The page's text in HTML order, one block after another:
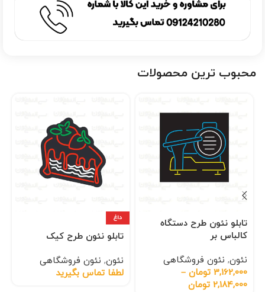
محبوب ترین محصولات
تابلو نئون طرح دستگاه
کالباس بر
نئون, نئون فروشگاهی
3,162,000 تومان –
2,184,000 تومان
داغ
تابلو نئون طرح کیک
نئون, نئون فروشگاهی
لطفا تماس بگیرید